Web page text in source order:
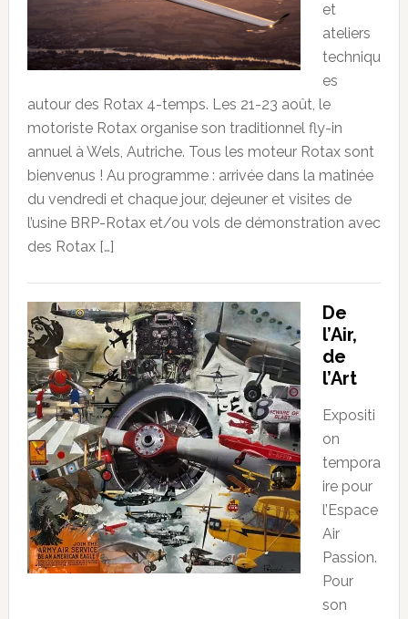
et
ateliers
techniqu
es
autour des Rotax 4-temps. Les 21-23 août, le
motoriste Rotax organise son traditionnel fly-in
annuel à Wels, Autriche. Tous les moteur Rotax sont
bienvenus ! Au programme : arrivée dans la matinée
du vendredi et chaque jour, dejeuner et visites de
l’usine BRP-Rotax et/ou vols de démonstration avec
des Rotax […]
De
l’Air,
de
l’Art
Expositi
on
tempora
ire pour
l’Espace
Air
Passion.
Pour
son